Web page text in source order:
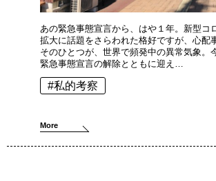
あの緊急事態宣言から、はや１年。新型コ
拡大に話題をさらわれた格好ですが、心配
そのひとつが、世界で頻発中の異常気象。
緊急事態宣言の解除とともに迎え…
#私的考察
More